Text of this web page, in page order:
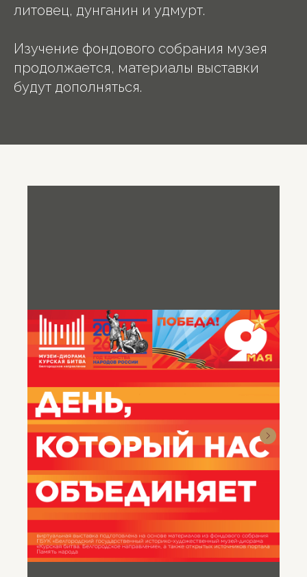
литовец, дунганин и удмурт.
Изучение фондового собрания музея
продолжается, материалы выставки
будут дополняться.